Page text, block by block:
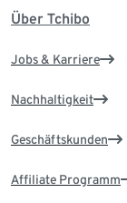
Über Tchibo
Jobs & Karriere
Nachhaltigkeit
Geschäftskunden
Affiliate Programm